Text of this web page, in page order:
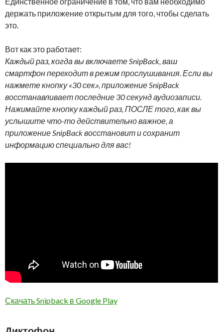
держать приложение открытым для того, чтобы сделать
это.
Вот как это работает:
Каждый раз, когда вы включаете SnipBack, ваш
смартфон переходит в режим прослушивания. Если вы
нажмете кнопку «30 сек.», приложение SnipBack
восстанавливает последние 30 секунд аудиозаписи.
Нажимайте кнопку каждый раз, ПОСЛЕ того, как вы
услышите что-то действительно важное, а
приложение SnipBack восстановит и сохранит
информацию специально для вас!
Скачать Snipback в Google Play